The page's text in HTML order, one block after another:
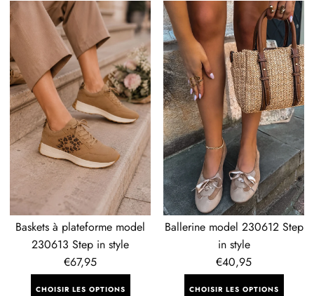
Baskets
à
plateforme
model
230613
Step
in
style
Baskets à plateforme model
230613 Step in style
Prix
régulier
€67,95
CHOISIR LES OPTIONS
Ballerine
model
230612
Step
in
style
Ballerine model 230612 Step
in style
Prix
régulier
€40,95
CHOISIR LES OPTIONS